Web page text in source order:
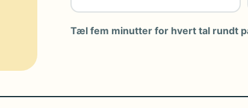
Tæl fem minutter for hvert tal rundt